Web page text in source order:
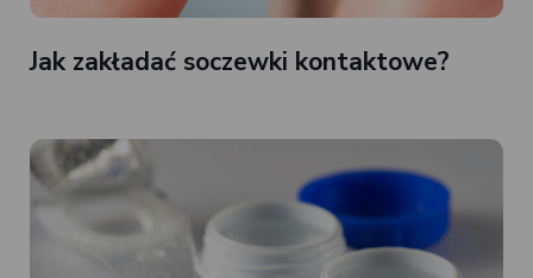
Jak zakładać soczewki kontaktowe?